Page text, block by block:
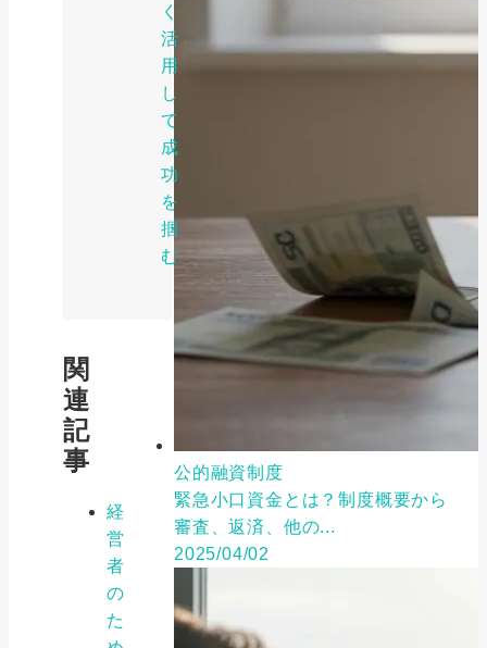
く
活
用
し
て
成
功
を
掴
む
関
連
記
事
経
営
者
の
た
公的融資制度
緊急小口資金とは？制度概要から
審査、返済、他の...
2025/04/02